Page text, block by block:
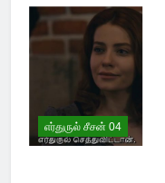
எர்துருல் சீசன் 04